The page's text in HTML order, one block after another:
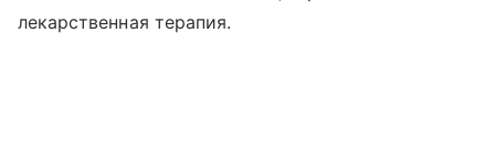
лекарственная терапия.